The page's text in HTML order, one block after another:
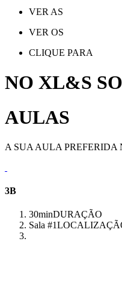
VER AS
VER OS
CLIQUE PARA
NO XL&S
AULAS
A SUA AULA
3B
30minDURAÇÃO
Sala #1